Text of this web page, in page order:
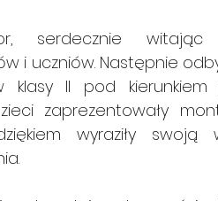
serdecznie witając
i uczniów. Następnie
klasy II pod kierunkiem
zaprezentowały
wyraziły swoją